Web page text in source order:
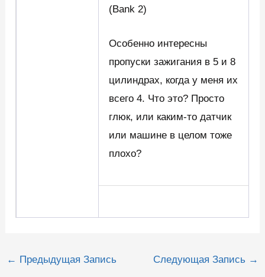
(Bank 2)
Особенно интересны
пропуски зажигания в 5 и 8
цилиндрах, когда у меня их
всего 4. Что это? Просто
глюк, или каким-то датчик
или машине в целом тоже
плохо?
Навигация
← Предыдущая Запись Следующая Запись →